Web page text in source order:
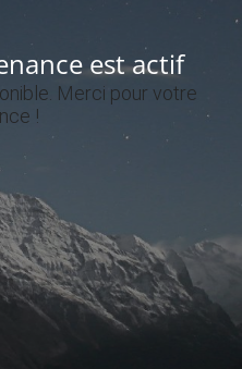
est actif
Merci pour votre
!